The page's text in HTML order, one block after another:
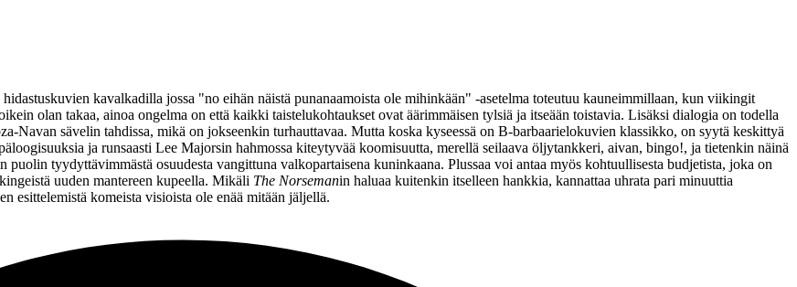
kavalkadilla jossa "no eihän näistä punanaamoista ole mihinkään" ‑asetelma toteutuu kauneimmillaan, kun viikingit
olan takaa, ainoa ongelma on että kaikki taistelukohtaukset ovat äärimmäisen tylsiä ja itseään toistavia. Lisäksi dialogia on todella
Navan sävelin tahdissa, mikä on jokseenkin turhauttavaa. Mutta koska kyseessä on B‑barbaarielokuvien klassikko, on syytä keskittyä
ja runsaasti Lee Majorsin hahmossa kiteytyvää koomisuutta, merellä seilaava öljytankkeri, aivan, bingo!, ja tietenkin näinä
tyydyttävimmästä osuudesta vangittuna valkopartaisena kuninkaana. Plussaa voi antaa myös kohtuullisesta budjetista, joka on
uuden mantereen kupeella. Mikäli The Norsemanin haluaa kuitenkin itselleen hankkia, kannattaa uhrata pari minuuttia
esittelemistä komeista visioista ole enää mitään jäljellä.